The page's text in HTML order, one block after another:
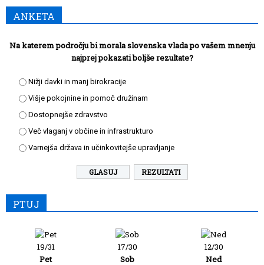
ANKETA
Na katerem področju bi morala slovenska vlada po vašem mnenju
najprej pokazati boljše rezultate?
Nižji davki in manj birokracije
Višje pokojnine in pomoč družinam
Dostopnejše zdravstvo
Več vlaganj v občine in infrastrukturo
Varnejša država in učinkovitejše upravljanje
REZULTATI
PTUJ
19/31
Pet
17/30
Sob
12/30
Ned